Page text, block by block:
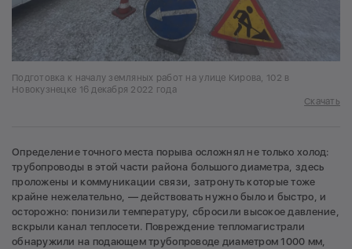
Подготовка к началу земляных работ на улице Кирова, 102 в
Новокузнецке 16 декабря 2022 года
Скачать
Определение точного места порыва осложнял не только холод:
трубопроводы в этой части района большого диаметра, здесь
проложены и коммуникации связи, затронуть которые тоже
крайне нежелательно, — действовать нужно было и быстро, и
осторожно: понизили температуру, сбросили высокое давление,
вскрыли канал теплосети. Повреждение тепломагистрали
обнаружили на подающем трубопроводе диаметром 1000 мм,